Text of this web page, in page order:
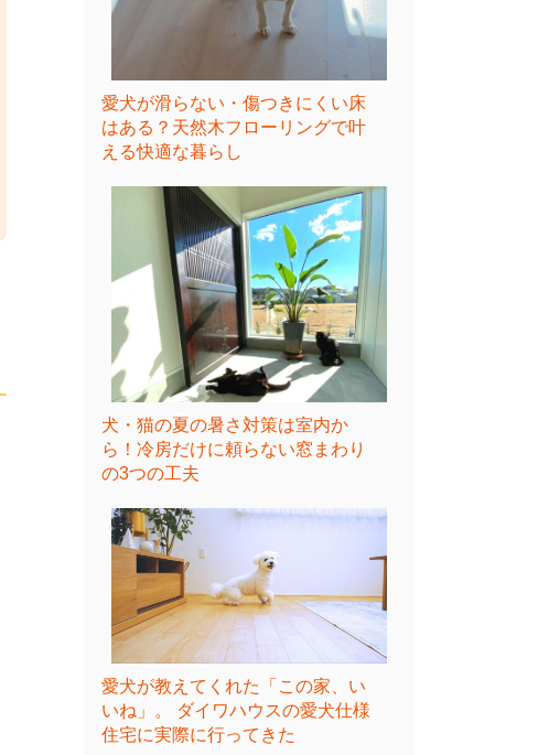
愛犬が滑らない・傷つきにくい床
はある？天然木フローリングで叶
える快適な暮らし
犬・猫の夏の暑さ対策は室内か
ら！冷房だけに頼らない窓まわり
の3つの工夫
愛犬が教えてくれた「この家、い
いね」。 ダイワハウスの愛犬仕様
住宅に実際に行ってきた